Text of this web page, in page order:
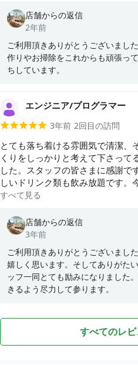
よかったです😭 これから、ちょ
す。ありがとうございました。
店舗からの返信
2年前
ご利用頂きありがとうございまし
作りやお掃除をこれからも頑張っ
ちしています。
エンジニア/プログラマー
3年前 2回目の訪問
とても落ち着ける雰囲気で清潔、
くりをしっかりと考えて下さっ
した。スタッフの皆さまに感謝で
しいドリンク類も飲み放題です。
ースで、料金、サービス、清潔感
すべて見る
店舗からの返信
3年前
ご利用頂きありがとうございまし
嬉しく思います。そしてありがた
ッフ一同とても励みになりました
きるよう尽力して参ります。
すべてのレ